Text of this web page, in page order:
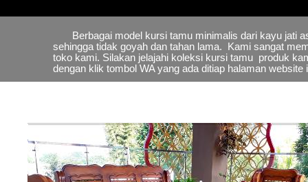
Berbagai model kursi tamu minimalis dari kayu jati
sehingga tidak goyah dan tahan lama. Kami sangat
toko kami. Silakan jelajahi koleksi kursi tamu produk
dengan klik tombol WA yang ada ditiap halaman website